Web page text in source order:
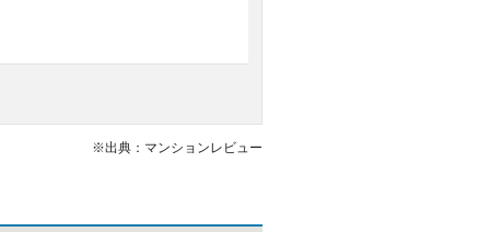
※出典：マンションレビュー